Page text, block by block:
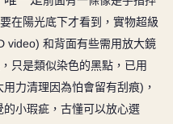
在陽光底下才看到，實物超級
video) 和背面有些需用放大鏡
只是類似染色的黑點，已用
力清理因為怕會留有刮痕)，
小瑕疵，古懂可以放心選